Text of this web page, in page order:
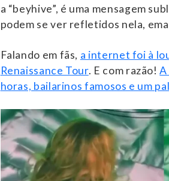
a “beyhive”, é uma mensagem
podem se ver refletidos nela,
Falando em fãs, a internet foi à
Renaissance Tour. E com razão!
horas, bailarinos famosos e um